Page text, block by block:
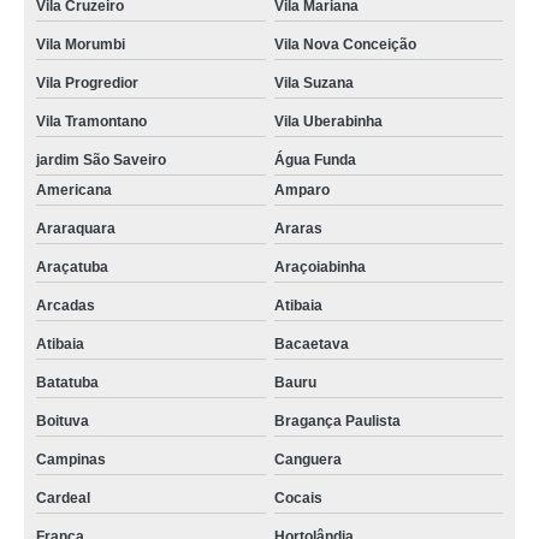
filtro hidráulico retorno Formiga
filtros hidráulicos industriais Penha
procuro por filtro óleo hidráulico Mendonça
filtro óleo hidráulico Campo Belo
filtros hidráulicos distribuidores valores Matão
filtro hidráulico parker Jacutinga
filtro hidráulico de pressão Cidade Tiradentes
procuro por filtro hidráulico retorno Botucatu
procuro por filtro hidráulico retorno M'Boi Mirim
filtro hidráulico de retorno Barbacena
procuro por filtro hidráulico de retorno Murundu
Vila Cruzeiro Vila Mariana
Vila Morumbi Vila Nova Conceição
Vila Progredior Vila Suzana
Vila Tramontano Vila Uberabinha
jardim São Saveiro
Água Funda
Americana
Amparo
Araraquara Araras
Araçatuba Araçoiabinha
Arcadas Atibaia
Atibaia Bacaetava
Batatuba Bauru
Boituva Bragança Paulista
Campinas Canguera
Cardeal Cocais